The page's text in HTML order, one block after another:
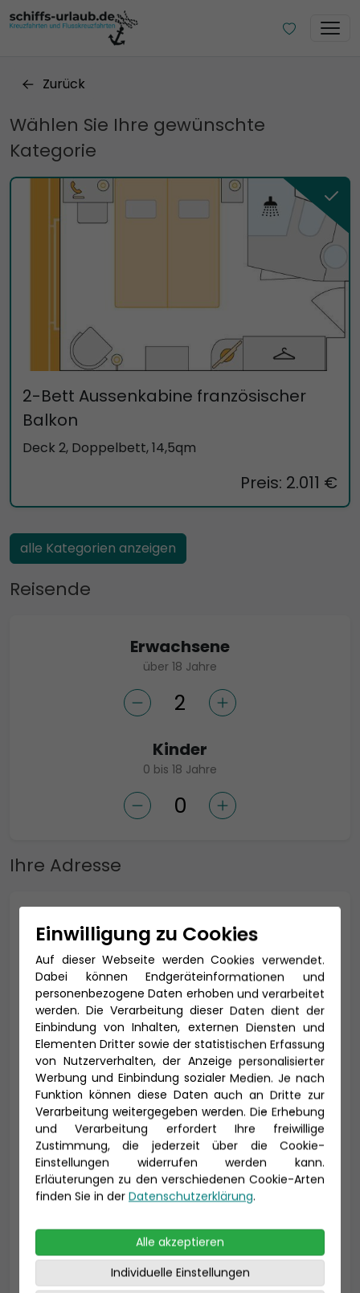
Zurück
Wählen Sie Ihre gewünschte
Kategorie
2-Bett Aussenkabine französischer
Balkon
Deck 2, Doppelbett, 14,5qm
Preis: 2.011 €
alle Kategorien anzeigen
Reisende
Erwachsene
über 18 Jahre
Kinder
0 bis 18 Jahre
Ihre Adresse
Titel
Vorname * Nachname *
E-Mail *
Einwilligung zu Cookies
Auf dieser Webseite werden Cookies verwendet.
Dabei können Endgeräteinformationen und
personenbezogene Daten erhoben und verarbeitet
werden. Die Verarbeitung dieser Daten dient der
Einbindung von Inhalten, externen Diensten und
Elementen Dritter sowie der statistischen Erfassung
von Nutzerverhalten, der Anzeige personalisierter
Werbung und Einbindung sozialer Medien. Je nach
Funktion können diese Daten auch an Dritte zur
Verarbeitung weitergegeben werden. Die Erhebung
und Verarbeitung erfordert Ihre freiwillige
Zustimmung, die jederzeit über die Cookie-
Einstellungen widerrufen werden kann.
Erläuterungen zu den verschiedenen Cookie-Arten
finden Sie in der Datenschutzerklärung.
Alle akzeptieren
Individuelle Einstellungen